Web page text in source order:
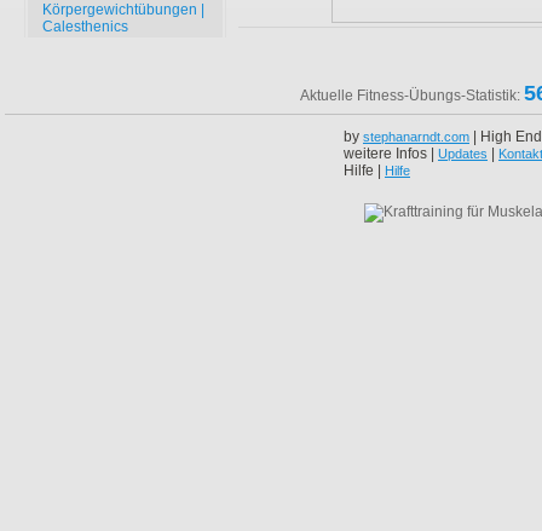
Körpergewichtübungen |
Calesthenics
Aktuelle Fitness-Übungs-Statistik:
by stephanarndt.com | High
weitere Infos | Updates Kontakt
Hilfe | Hilfe